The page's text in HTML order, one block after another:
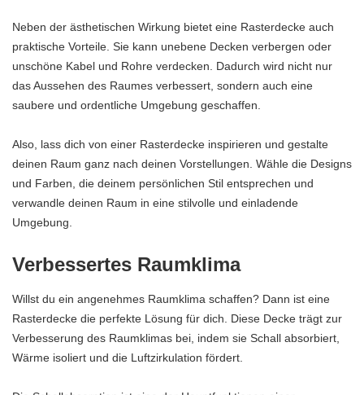
Neben der ästhetischen Wirkung bietet eine Rasterdecke auch
praktische Vorteile. Sie kann unebene Decken verbergen oder
unschöne Kabel und Rohre verdecken. Dadurch wird nicht nur
das Aussehen des Raumes verbessert, sondern auch eine
saubere und ordentliche Umgebung geschaffen.
Also, lass dich von einer Rasterdecke inspirieren und gestalte
deinen Raum ganz nach deinen Vorstellungen. Wähle die Designs
und Farben, die deinem persönlichen Stil entsprechen und
verwandle deinen Raum in eine stilvolle und einladende
Umgebung.
Verbessertes Raumklima
Willst du ein angenehmes Raumklima schaffen? Dann ist eine
Rasterdecke die perfekte Lösung für dich. Diese Decke trägt zur
Verbesserung des Raumklimas bei, indem sie Schall absorbiert,
Wärme isoliert und die Luftzirkulation fördert.